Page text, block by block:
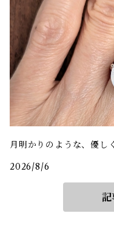
月明かりのような、優し
2026/8/6
記